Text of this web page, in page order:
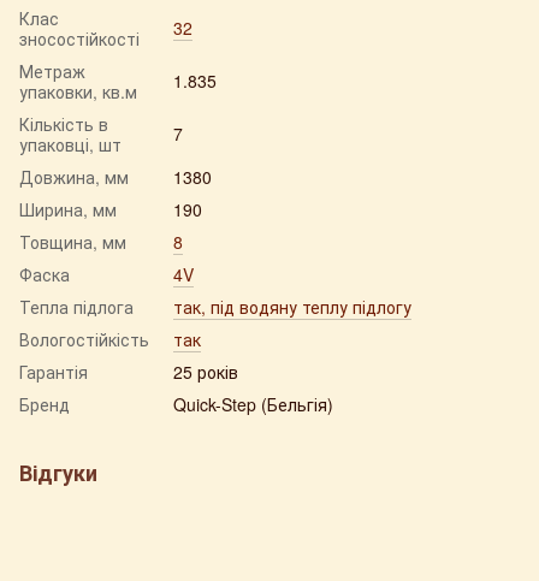
Клас
зносостійкості
32
Метраж
упаковки, кв.м
1.835
Кількість в
упаковці, шт
7
Довжина, мм
1380
Ширина, мм
190
Товщина, мм
8
Фаска
4V
Тепла підлога
так, під водяну теплу підлогу
Вологостійкість
так
Гарантія
25 років
Бренд
Quick-Step (Бельгія)
Відгуки